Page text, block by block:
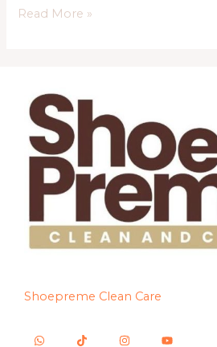
Read More »
Shoepreme Clean Care